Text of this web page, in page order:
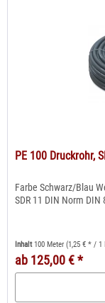
PE 100 Druckrohr,
Farbe Schwarz/Blau
SDR 11 DIN Norm
Inhalt 100 Meter(1,25 € * / 1
ab 125,00 € *